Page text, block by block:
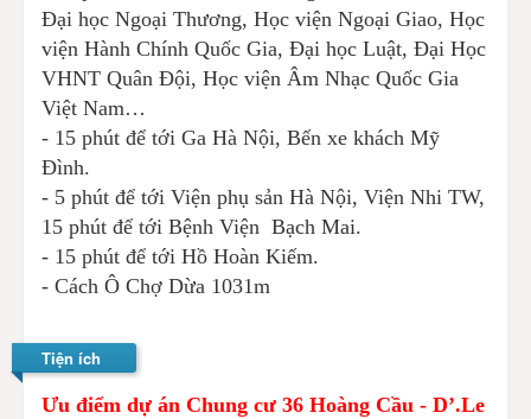
Đại học Ngoại Thương, Học viện Ngoại Giao, Học
viện Hành Chính Quốc Gia, Đại học Luật, Đại Học
VHNT Quân Đội, Học viện Âm Nhạc Quốc Gia
Việt Nam…
- 15 phút để tới Ga Hà Nội, Bến xe khách Mỹ
Đình.
- 5 phút để tới Viện phụ sản Hà Nội, Viện Nhi TW,
15 phút để tới Bệnh Viện Bạch Mai.
- 15 phút để tới Hồ Hoàn Kiếm.
- Cách Ô Chợ Dừa 1031m
Tiện ích
Ưu điểm dự án Chung cư 36 Hoàng Cầu - D’.Le